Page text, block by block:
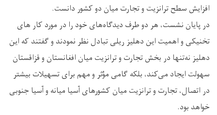
افزایش سطح ترانزیت و تجارت میان دو کشور دانست.
در پایان نشست، هر دو طرف دیدگاه‌های خود را در مورد کار های
تخنیکی و اهمیت این دهلیز ریلی تبادل نظر نمودند و گفتند که این
دهلیز نه‌تنها در بخش تجارت و ترانزیت میان افغانستان و قزاقستان
سهولت ایجاد می‌کند، بلکه گامی مؤثر و مهم برای تسهیلات بیشتر
در اتصال، تجارت و ترانزیت میان کشورهای آسیا میانه و آسیا جنوبی
خواهد بود.